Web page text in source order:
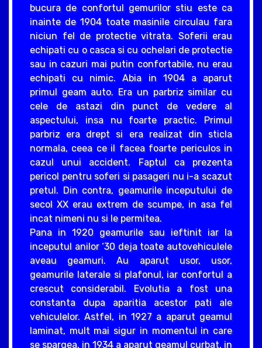
bucura de confortul gemurilor stiu este ca
inainte de 1904 toate masinile circulau fara
niciun fel de protectie vitrata. Soferii erau
echipati cu o casca si cu ochelari de protectie
sau in cazuri mai putin confortabile, nu erau
echipati cu nimic. Abia in 1904 a aparut
primul geam auto. Era un parbriz similar cu
cele de astazi din punct de vedere al
aspectului, insa nu foarte practic. Primul
parbriz era drept si era realizat din sticla
normala, ceea ce il facea foarte periculos in
cazul unui accident. Faptul ca prezenta
pericol pentru soferi si pasageri nu i-a scazut
pretul. Din contra, geamurile inceputului de
secol XX erau extrem de scumpe, in asa fel
incat nimeni nu si le permitea.
Pana in 1920 geamurile sau ieftinit iar la
inceputul anilor ‘30 deja toate autovehiculele
aveau geamuri. Au aparut usor, usor,
geamurile laterale si plafonul, iar confortul a
crescut considerabil. Evolutia a fost una
constanta dupa aparitia acestor pati ale
vehiculelor. Astfel, in 1927 a aparut geamul
laminat, mult mai sigur in momentul in care
se spargea, in 1934 a aparut geamul curbat, in